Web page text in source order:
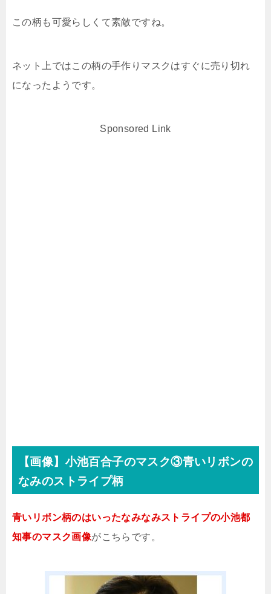
この柄も可愛らしくて素敵ですね。
ネット上ではこの柄の手作りマスクはすぐに売り切れ
になったようです。
Sponsored Link
【画像】小池百合子のマスク③青いリボンの
なみのストライプ柄
青いリボン柄のはいったなみなみストライプの小池都
知事のマスク画像がこちらです。